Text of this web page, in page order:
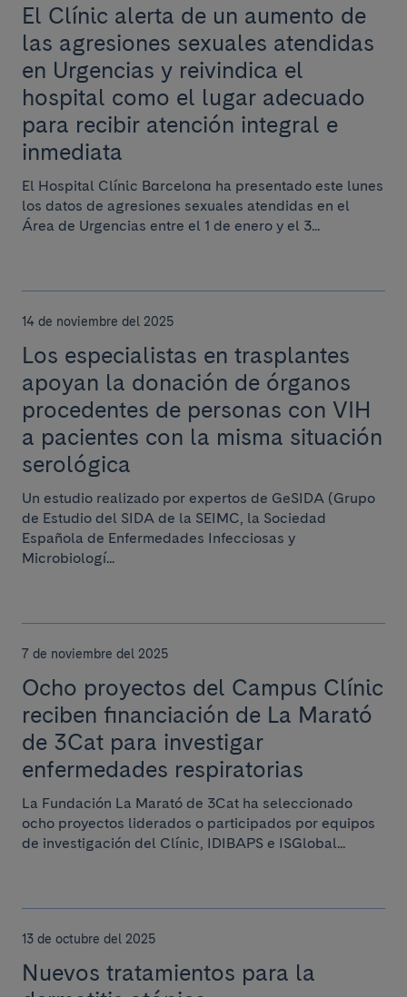
El Clínic alerta de un aumento de
las agresiones sexuales atendidas
en Urgencias y reivindica el
hospital como el lugar adecuado
para recibir atención integral e
inmediata
El Hospital Clínic Barcelona ha presentado este lunes
los datos de agresiones sexuales atendidas en el
Área de Urgencias entre el 1 de enero y el 3...
14 de noviembre del 2025
Los especialistas en trasplantes
apoyan la donación de órganos
procedentes de personas con VIH
a pacientes con la misma situación
serológica
Un estudio realizado por expertos de GeSIDA (Grupo
de Estudio del SIDA de la SEIMC, la Sociedad
Española de Enfermedades Infecciosas y
Microbiologí...
7 de noviembre del 2025
Ocho proyectos del Campus Clínic
reciben financiación de La Marató
de 3Cat para investigar
enfermedades respiratorias
La Fundación La Marató de 3Cat ha seleccionado
ocho proyectos liderados o participados por equipos
de investigación del Clínic, IDIBAPS e ISGlobal...
13 de octubre del 2025
Nuevos tratamientos para la